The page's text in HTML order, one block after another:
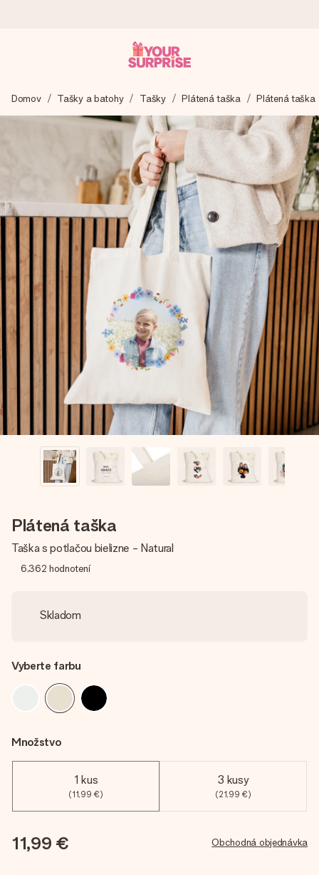
Váš darček starostlivo vyrobíme a bleskovo odošleme –
aby ste ho mohli darovať presne v ten správny okamih, keď
na tom najviac záleží.
4,7 (na základe +15 000 recenzií)
Naše darčeky inšpirujú. Zákazníci nás na Google Reviews
hodnotia známkou 4,7.
Kartička s venovaním zdarma
Vytvorte niečo výnimočné v pár jednoduchých krokoch – s
jej menom, vašou fotografiou alebo odkazom, ktorý naozaj
zahreje pri srdci. Žiadne zbytočnosti, len veľa lásky pre ten
pravý moment.
Domov Tašky a batohy Tašky Plátená taška Plátená taška
Plátená taška
Taška s potlačou bielizne - Natural
6,362 hodnotení
Skladom
Vyberte farbu
Množstvo
1 kus
(11,99 €)
3 kusy
(21,99 €)
11,99 € Obchodná objednávka